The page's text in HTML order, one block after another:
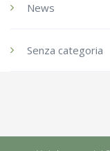
News
Senza categoria